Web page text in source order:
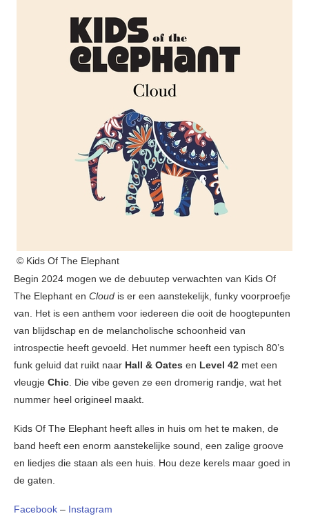
© Kids Of The Elephant
Begin 2024 mogen we de debuutep verwachten van Kids Of
The Elephant en Cloud is er een aanstekelijk, funky voorproefje
van. Het is een anthem voor iedereen die ooit de hoogtepunten
van blijdschap en de melancholische schoonheid van
introspectie heeft gevoeld. Het nummer heeft een typisch 80’s
funk geluid dat ruikt naar Hall & Oates en Level 42 met een
vleugje Chic. Die vibe geven ze een dromerig randje, wat het
nummer heel origineel maakt.
Kids Of The Elephant heeft alles in huis om het te maken, de
band heeft een enorm aanstekelijke sound, een zalige groove
en liedjes die staan als een huis. Hou deze kerels maar goed in
de gaten.
Facebook – Instagram